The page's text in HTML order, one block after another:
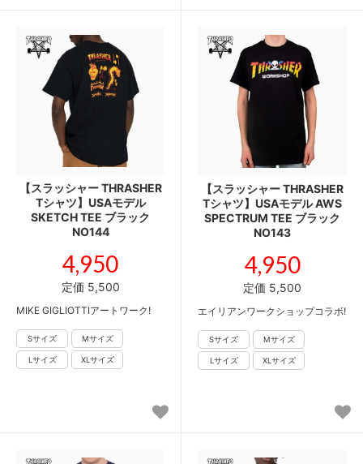
【スラッシャー THRASHER
Tシャツ】USAモデル
SKETCH TEE ブラック
NO144
4,950
定価 5,500
MIKE GIGLIOTTIアートワーク!
【スラッシャー THRASHER
Tシャツ】USAモデル AWS
SPECTRUM TEE ブラック
NO143
4,950
定価 5,500
エイリアンワークショップコラボ!